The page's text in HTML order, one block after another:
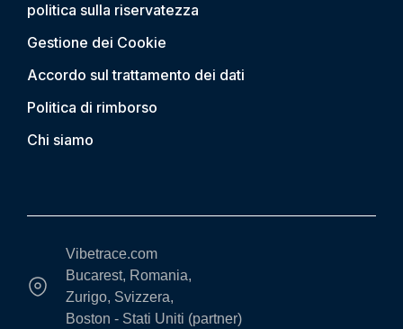
politica sulla riservatezza
Gestione dei Cookie
Accordo sul trattamento dei dati
Politica di rimborso
Chi siamo
Vibetrace.com
Bucarest, Romania,
Zurigo, Svizzera,
Boston - Stati Uniti (partner)